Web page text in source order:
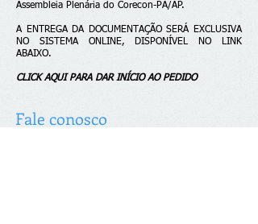
Assembleia Plenária do Corecon-PA/AP.
A ENTREGA DA DOCUMENTAÇÃO SERÁ EXCLUSIVA
NO SISTEMA ONLINE, DISPONÍVEL NO LINK
ABAIXO.
CLICK AQUI PARA DAR INÍCIO AO PEDIDO
Fale conosco